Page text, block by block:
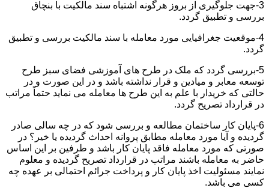
3-جهت جلوگیری از بروز هرگونه اشتباه سند مالکیت با بنچاق
بررسی و تطبیق گردد.
4-موقعیت جغرافیایی مورد معامله با سند مالکیت بررسی و تطبیق
گردد.
5-بررسی گردد که ملک در طرح های آموزشی فضای سبز طرح
توسعه معابر و میادین و قرار نداشته باشد و در این صورت و در
حالتی که خریدار با علم به این طرح ها معامله می نماید حتماً مراتب
در قرارداد تصریح گردد.
6-پایان کار ساختمان مطالعه و بررسی شود که در چه سالی صادر
گردیده و آیا مورد معامله مطابق پروانه احداث گردیده یا خیر؟ در
صورتی که مورد معامله فاقد پایان کار باشد و طرفین بر این اساس
حاضر به معامله باشند مراتب در قرارداد تصریح گردیده و معلوم
نمایند مسئولیت اخذ پایان کار و پرداخت جرائم احتمالی بر عهده چه
کسی می باشد.